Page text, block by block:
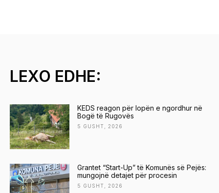
LEXO EDHE:
KEDS reagon për lopën e ngordhur në
Bogë të Rugovës
5 GUSHT, 2026
Grantet “Start-Up” të Komunës së Pejës:
mungojnë detajet për procesin
5 GUSHT, 2026